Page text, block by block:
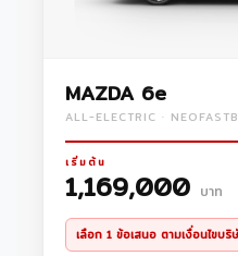
MAZDA 6e
ALL-ELECTRIC ·
เริ่มต้น
1,169,000 บาท
เลือก 1 ข้อเสนอ ตามเงื่อนไขบริ